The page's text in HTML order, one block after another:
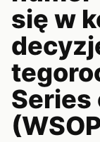
się w
Series